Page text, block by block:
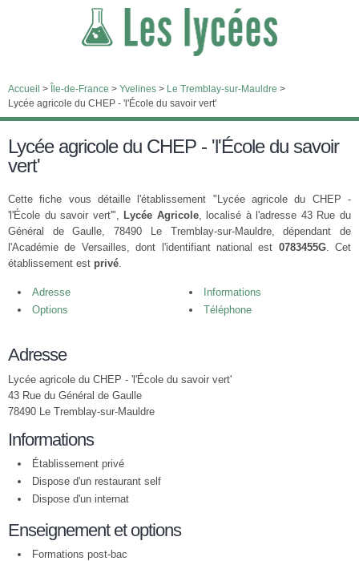
Accueil > Île-de-France > Yvelines > Le Tremblay-sur-Mauldre >
Lycée agricole du CHEP - 'l'École du savoir vert'
Lycée agricole du CHEP - 'l'École du savoir
vert'
Cette fiche vous détaille l'établissement "Lycée agricole du CHEP -
'l'École du savoir vert'", Lycée Agricole, localisé à l'adresse 43 Rue du
Général de Gaulle, 78490 Le Tremblay-sur-Mauldre, dépendant de
l'Académie de Versailles, dont l'identifiant national est 0783455G. Cet
établissement est privé.
Adresse
Informations
Options
Téléphone
Adresse
Lycée agricole du CHEP - 'l'École du savoir vert'
43 Rue du Général de Gaulle
78490 Le Tremblay-sur-Mauldre
Informations
Établissement privé
Dispose d'un restaurant self
Dispose d'un internat
Enseignement et options
Formations post-bac